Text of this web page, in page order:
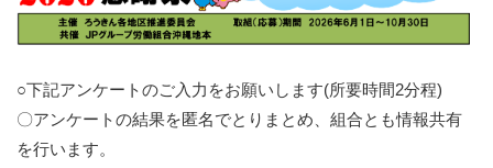
○下記アンケートのご入力をお願いします(所要時間2分程)
〇アンケートの結果を匿名でとりまとめ、組合とも情報共有
を行います。